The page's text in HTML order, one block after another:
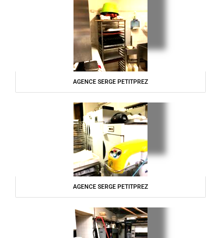
AGENCE SERGE PETITPREZ
AGENCE SERGE PETITPREZ